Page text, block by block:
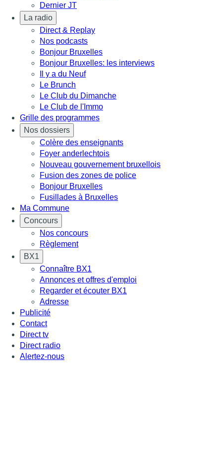
Dernier JT
La radio
Direct & Replay
Nos podcasts
Bonjour Bruxelles
Bonjour Bruxelles: les interviews
Il y a du Neuf
Le Brunch
Le Club du Dimanche
Le Club de l'Immo
Grille des programmes
Nos dossiers
Colère des enseignants
Foyer anderlechtois
Nouveau gouvernement bruxellois
Fusion des zones de police
Bonjour Bruxelles
Fusillades à Bruxelles
Ma Commune
Concours
Nos concours
Règlement
BX1
Connaître BX1
Annonces et offres d'emploi
Regarder et écouter BX1
Adresse
Publicité
Contact
Direct tv
Direct radio
Alertez-nous